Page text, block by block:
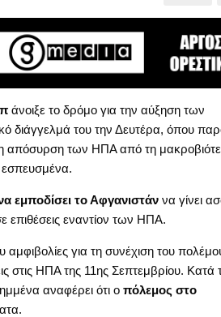
άνοιξε το δρόμο για την αύξηση των
διάγγελμά του την Δευτέρα, όπου
η απόσυρση των ΗΠΑ από τη
εσπευσμένα.
εμποδίσει το Αφγανιστάννα γίνει
επιθέσεις εναντίον των ΗΠΑ.
αμφιβολίες για τη συνέχιση του
στις ΗΠΑ της 11ης Σεπτεμβρίου. Κατά
αναφέρει ότι ο πόλεμος στο